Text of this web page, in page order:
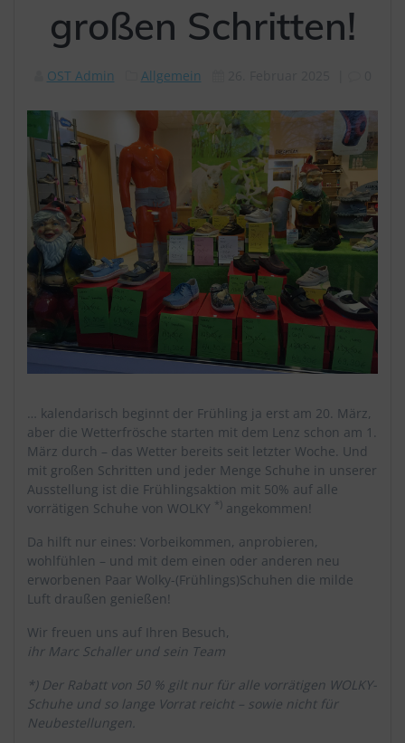
großen Schritten!
OST Admin Allgemein
… kalendarisch beginnt der Frühling ja erst am 20. März,
aber die Wetterfrösche starten mit dem Lenz schon am 1.
März durch – das Wetter bereits seit letzter Woche. Und
mit großen Schritten und jeder Menge Schuhe in unserer
Ausstellung ist die Frühlingsaktion mit 50% auf alle
vorrätigen Schuhe von WOLKY *)angekommen!
Da hilft nur eines: Vorbeikommen, anprobieren,
wohlfühlen – und mit dem einen oder anderen neu
erworbenen Paar Wolky-(Frühlings)Schuhen die milde
Luft draußen genießen!
Wir freuen uns auf Ihren Besuch,
ihr Marc Schaller und sein Team
*) Der Rabatt von 50 % gilt nur für alle vorrätigen WOLKY-
Schuhe und so lange Vorrat reicht – sowie nicht für
Neubestellungen.